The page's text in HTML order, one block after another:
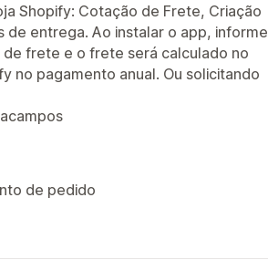
Shopify: Cotação de Frete, Criação
entrega. Ao instalar o app, informe
de frete e o frete será calculado no
no pagamento anual. Ou solicitando
de pedido